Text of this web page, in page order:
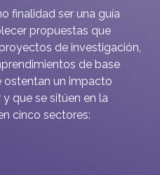
finalidad ser una guía
propuestas que
de investigación,
de base
ostentan un impacto
que se sitúen en la
cinco sectores: